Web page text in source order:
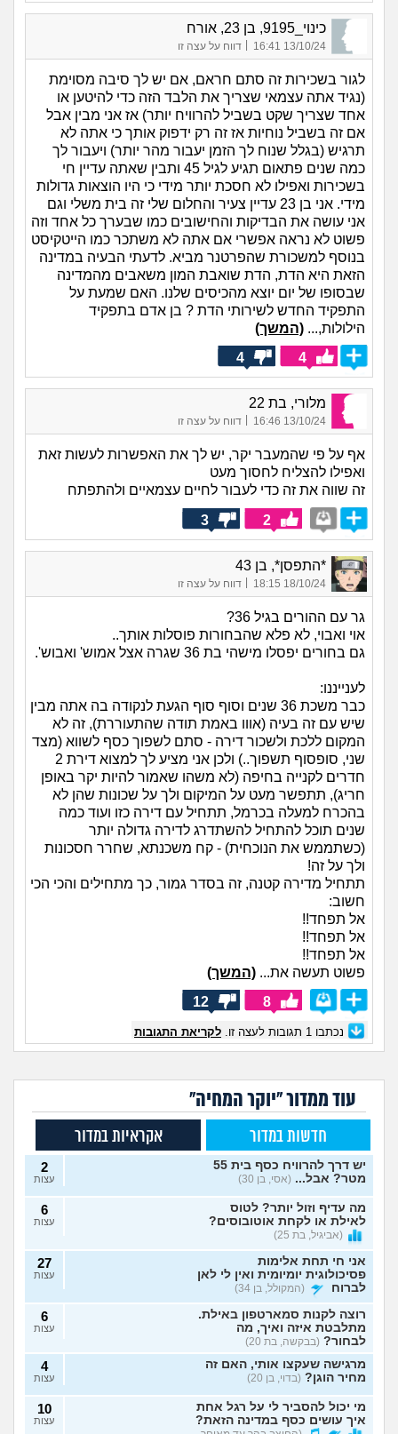
כינוי_9195, בן 23, אורח
13/10/24 16:41 דווח על עצה זו
לגור בשכירות זה סתם חראם, אם יש לך סיבה מסוימת
(נגיד אתה עצמאי שצריך את הלבד הזה כדי להיטען או
אחד שצריך שקט בשביל להרוויח יותר) אז אני מבין אבל
אם זה בשביל נוחיות אז זה רק ידפוק אותך כי אתה לא
תרגיש (בגלל שנוח לך הזמן יעבור מהר יותר) ויעבור לך
כמה שנים פתאום תגיע לגיל 45 ותבין שאתה עדיין חי
בשכירות ואפילו לא חסכת יותר מידי כי היו הוצאות גדולות
מידי. אני בן 23 עדיין צעיר והחלום שלי זה בית משלי וגם
אני עושה את הבדיקות והחישובים כמו שבערך כל אחד וזה
פשוט לא נראה אפשרי אם אתה לא משתכר כמו הייטקיסט
בנוסף למשכורת שהפרטנר מביא. לדעתי הבעיה במדינה
הזאת היא הדת, הדת שואבת המון משאבים מהמדינה
שבסופו של יום יוצא מהכיסים שלנו. האם שמעת על
התפקיד החדש לשירותי הדת ? בן אדם בתפקיד
הילולות,... (המשך)
4
4
מלורי, בת 22
13/10/24 16:46 דווח על עצה זו
אף על פי שהמעבר יקר, יש לך את האפשרות לעשות זאת
ואפילו להצליח לחסוך מעט
זה שווה את זה כדי לעבור לחיים עצמאיים ולהתפתח
2
3
*התפסן*, בן 43
18/10/24 18:15
| דווח על עצה זו
גר עם ההורים בגיל 36?
אוי ואבוי, לא פלא שהבחורות פוסלות אותך..
גם בחורים יפסלו מישהי בת 36 שגרה אצל אמוש' ואבוש'.
לענייננו:
כבר משכת 36 שנים וסוף סוף הגעת לנקודה בה אתה מבין
שיש עם זה בעיה (אווו באמת תודה שהתעוררת), זה לא
המקום ללכת ולשכור דירה - סתם לשפוך כסף לשווא (מצד
שני, סופסוף תשפוך..) ולכן אני מציע לך למצוא דירת 2
חדרים לקנייה בחיפה (לא משהו שאמור להיות יקר באופן
חריג), תתפשר מעט על המיקום ולך על שכונות שהן לא
בהכרח למעלה בכרמל, תתחיל עם דירה כזו ועוד כמה
שנים תוכל להתחיל להשתדרג לדירה גדולה יותר
(כשתממש את הנוכחית) - קח משכנתא, שחרר חסכונות
ולך על זה!
תתחיל מדירה קטנה, זה בסדר גמור, כך מתחילים והכי הכי
חשוב:
אל תפחד!!
אל תפחד!!
אל תפחד!!
פשוט תעשה את... (המשך)
8
12
נכתבו 1 תגובות לעצה זו. לקריאת התגובות
עוד ממדור "יוקר המחיה"
חדשות במדור אקראיות במדור
יש דרך להרוויח כסף בית 55
מטר? אבל... (אסי, בן 30)
2
עצות
מה עדיף וזול יותר? לטוס
לאילת או לקחת אוטובוסים?
(אביגיל, בת 25)
6
עצות
אני חי תחת אלימות
פסיכולוגית יומיומית ואין לי לאן
לברוח
(המקולל, בן 34)
27
עצות
רוצה לקנות סמארטפון באילת.
מתלבטת איזה ואיך, מה
לבחור? (בבקשה, בת 20)
6
עצות
מרגישה שעקצו אותי, האם זה
מחיר הוגן? (בדוי, בן 20)
4
עצות
מי יכול להסביר לי על רגל אחת
איך עושים כסף במדינה הזאת?
10
עצות